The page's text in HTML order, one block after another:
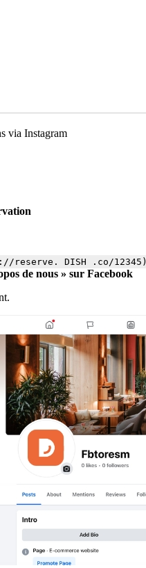
via Instagram
reserve. DISH .co/12345)
de nous » sur Facebook